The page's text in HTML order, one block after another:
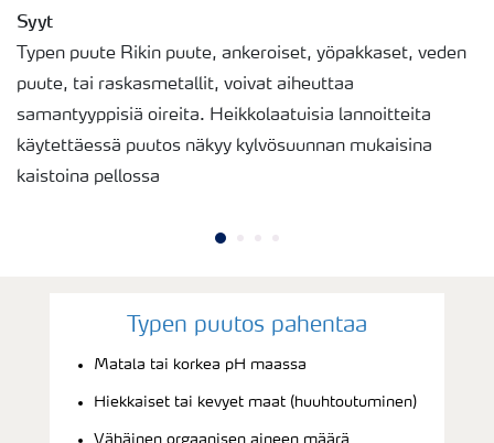
Syyt
Typen puute Rikin puute, ankeroiset, yöpakkaset, veden
puute, tai raskasmetallit, voivat aiheuttaa
samantyyppisiä oireita. Heikkolaatuisia lannoitteita
käytettäessä puutos näkyy kylvösuunnan mukaisina
kaistoina pellossa
Typen puutos pahentaa
Matala tai korkea pH maassa
Hiekkaiset tai kevyet maat (huuhtoutuminen)
Vähäinen orgaanisen aineen määrä